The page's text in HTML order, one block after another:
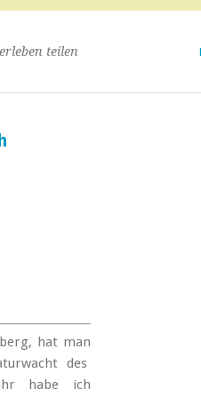
teilen
hat man
des
habe ich